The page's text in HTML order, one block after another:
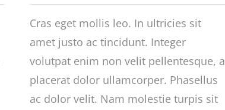
Cras eget mollis leo. In ultricies sit
amet justo ac tincidunt. Integer
volutpat enim non velit pellentesque, a
placerat dolor ullamcorper. Phasellus
ac dolor velit. Nam molestie turpis sit